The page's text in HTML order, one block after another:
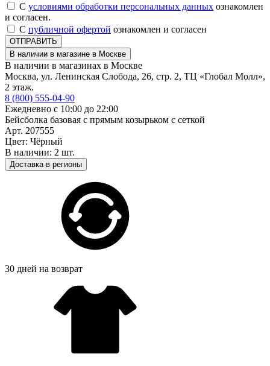
С условиями обработки персональных данных ознакомлен
и согласен.
С публичной офертой ознакомлен и согласен
ОТПРАВИТЬ
В наличии в магазине в Москве
В наличии в магазинах в Москве
Москва, ул. Ленинская Слобода, 26, стр. 2, ТЦ «Глобал Молл»,
2 этаж.
8 (800) 555-04-90
Ежедневно с 10:00 до 22:00
Бейсболка базовая с прямым козырьком с сеткой
Арт. 207555
Цвет: Чёрный
В наличии: 2 шт.
Доставка в регионы
30 дней на возврат